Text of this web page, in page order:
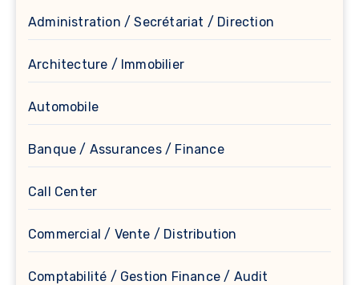
Administration / Secrétariat / Direction
Architecture / Immobilier
Automobile
Banque / Assurances / Finance
Call Center
Commercial / Vente / Distribution
Comptabilité / Gestion Finance / Audit